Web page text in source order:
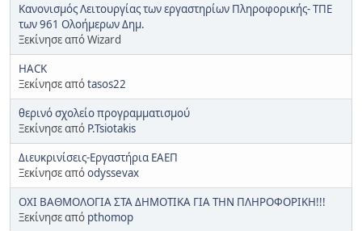
Κανονισμός Λειτουργίας των εργαστηρίων Πληροφορικής- ΤΠΕ
των 961 Ολοήμερων Δημ.
Ξεκίνησε από Wizard
HACK
Ξεκίνησε απόtasos22
θερινό σχολείο προγραμματισμού
Ξεκίνησε από P.Tsiotakis
Διευκρινίσεις-Εργαστήρια ΕΑΕΠ
Ξεκίνησε απόodyssevax
ΟΧΙ ΒΑΘΜΟΛΟΓΙΑ ΣΤΑ ΔΗΜΟΤΙΚΑ ΓΙΑ ΤΗΝ ΠΛΗΡΟΦΟΡΙΚΗ!!!
Ξεκίνησε από pthomop